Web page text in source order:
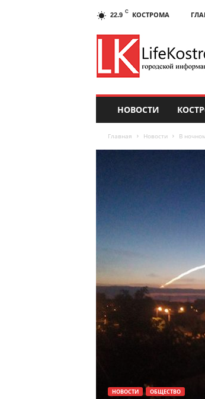
22.9 C КОСТРОМА
НОВОСТИ
Главная Новости В
НОВОСТИ ОБЩЕСТВО